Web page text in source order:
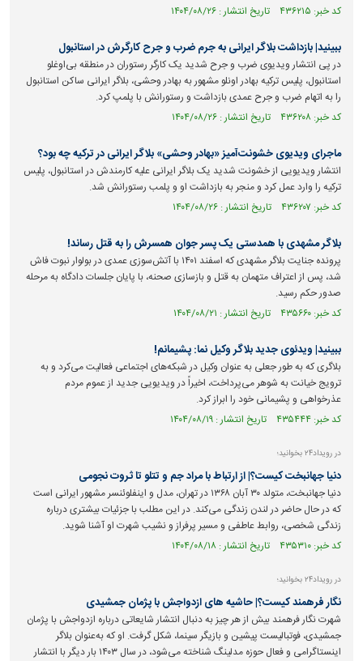
کد خبر: ۴۳۶۲۱۵ تاریخ انتشار : ۱۴۰۴/۰۸/۲۶
ببینید| بازداشت بلاگر ایرانی به جرم ضرب و جرح کارگرش در استانبول
در پی انتشار ویدیوی ضرب و جرح شدید یک کارگر رستوران در منطقه بی‌اوغلو
استانبول، پلیس ترکیه بهادر اونلو مشهور به بهادر وحشی، بلاگر ایرانی ساکن استانبول
را به اتهام ضرب و جرح عمدی بازداشت و رستورانش با پلمپ کرد.
کد خبر: ۴۳۶۲۰۸ تاریخ انتشار : ۱۴۰۴/۰۸/۲۶
ماجرای ویدیوی خشونت‌آمیز «بهادر وحشی» بلاگر ایرانی در ترکیه چه بود؟
انتشار ویدیویی از خشونت شدید یک بلاگر ایرانی علیه کارمندش در استانبول، پلیس
ترکیه را وارد عمل کرد و منجر به بازداشت او و پلمب رستورانش شد.
کد خبر: ۴۳۶۲۰۷ تاریخ انتشار : ۱۴۰۴/۰۸/۲۶
بلاگر مشهدی با همدستی یک پسر جوان همسرش را به قتل رساند!
پرونده جنایت بلاگر مشهدی که اسفند ۱۴۰۱ با آتش‌سوزی عمدی در بولوار نبوت فاش
شد، پس از اعتراف متهمان به قتل و بازسازی صحنه، با پایان جلسات دادگاه به مرحله
صدور حکم رسید.
کد خبر: ۴۳۵۶۶۰ تاریخ انتشار : ۱۴۰۴/۰۸/۲۱
ببینید| ویدئوی جدید بلاگر وکیل نما: پشیمانم!
بلاگری که به طور جعلی به عنوان وکیل در شبکه‌های اجتماعی فعالیت می‌کرد و به
ترویج خیانت به شوهر می‌پرداخت، اخیراً در ویدیویی جدید از عموم مردم
عذرخواهی و پشیمانی خود را ابراز کرد.
کد خبر: ۴۳۵۴۴۴ تاریخ انتشار : ۱۴۰۴/۰۸/۱۹
در رویداد۲۴ بخوانید؛
دنیا جهانبخت کیست؟| از ارتباط با مراد جم و تتلو تا ثروت نجومی
دنیا جهانبخت، متولد ۳۰ آبان ۱۳۶۸ در تهران، مدل و اینفلوئنسر مشهور ایرانی است
که در حال حاضر در لندن زندگی می‌کند. در این مطلب با جزئیات بیشتری درباره
زندگی شخصی، روابط عاطفی و مسیر پرفراز و نشیب شهرت او آشنا شوید.
کد خبر: ۴۳۵۳۱۰ تاریخ انتشار : ۱۴۰۴/۰۸/۱۸
در رویداد۲۴ بخوانید؛
نگار فرهمند کیست؟| حاشیه های ازدواجش با پژمان جمشیدی
شهرت نگار فرهمند بیش از هر چیز به دنبال انتشار شایعاتی درباره ازدواجش با پژمان
جمشیدی، فوتبالیست پیشین و بازیگر سینما، شکل گرفت. او که به‌عنوان بلاگر
اینستاگرامی و فعال حوزه مدلینگ شناخته می‌شود، در سال ۱۴۰۳ بار دیگر با انتشار